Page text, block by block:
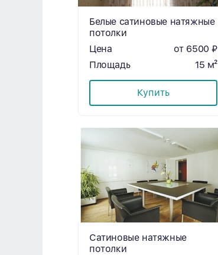
Белые сатиновые натяжные
потолки
Цена
от 6500 ₽
Площадь
15 м²
Купить
Сатиновые натяжные
потолки